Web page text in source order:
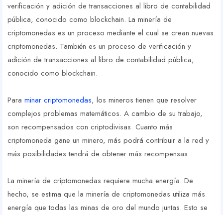
verificación y adición de transacciones al libro de contabilidad
pública, conocido como blockchain. La minería de
criptomonedas es un proceso mediante el cual se crean nuevas
criptomonedas. También es un proceso de verificación y
adición de transacciones al libro de contabilidad pública,
conocido como blockchain.
Para minar criptomonedas, los mineros tienen que resolver
complejos problemas matemáticos. A cambio de su trabajo,
son recompensados con criptodivisas. Cuanto más
criptomoneda gane un minero, más podrá contribuir a la red y
más posibilidades tendrá de obtener más recompensas.
La minería de criptomonedas requiere mucha energía. De
hecho, se estima que la minería de criptomonedas utiliza más
energía que todas las minas de oro del mundo juntas. Esto se